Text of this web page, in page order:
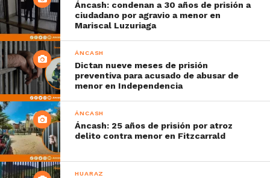
Áncash: condenan a 30 años de prisión a
ciudadano por agravio a menor en
Mariscal Luzuriaga
ÁNCASH
Dictan nueve meses de prisión
preventiva para acusado de abusar de
menor en Independencia
ÁNCASH
Áncash: 25 años de prisión por atroz
delito contra menor en Fitzcarrald
HUARAZ